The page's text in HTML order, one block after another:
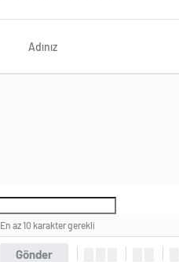
Gönder
En az 10 karakter gerekli